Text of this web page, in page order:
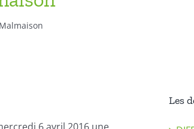
Les